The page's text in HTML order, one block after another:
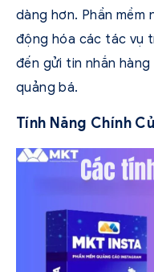
dàng hơn. Phần
động hóa các tác vụ
đến gửi tin nhắn
quảng bá.
Tính Năng Chính